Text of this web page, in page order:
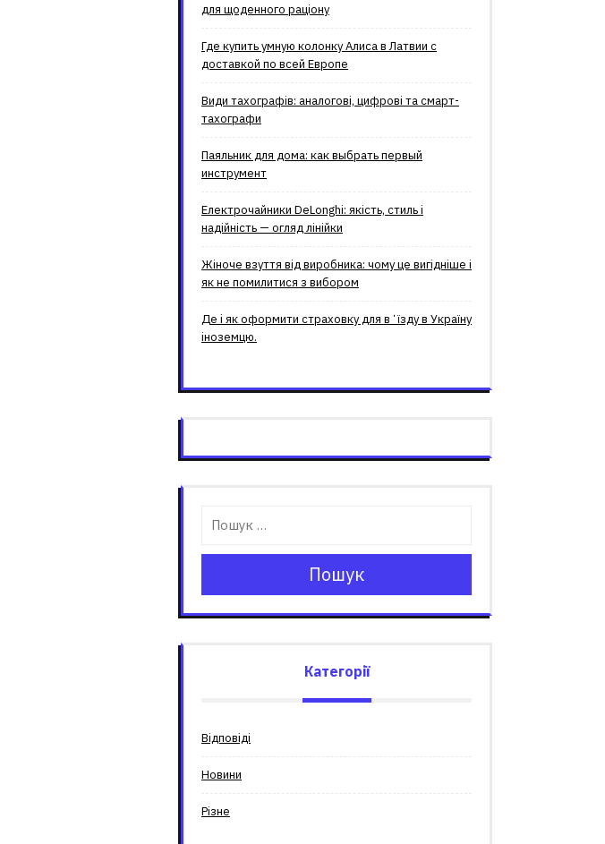
для щоденного раціону
Где купить умную колонку Алиса в Латвии с
доставкой по всей Европе
Види тахографів: аналогові, цифрові та смарт-
тахографи
Паяльник для дома: как выбрать первый
инструмент
Електрочайники DeLonghi: якість, стиль і
надійність — огляд лінійки
Жіноче взуття від виробника: чому це вигідніше і
як не помилитися з вибором
Де і як оформити страховку для вʼїзду в Україну
іноземцю.
Пошук
Категорії
Відповіді
Новини
Різне